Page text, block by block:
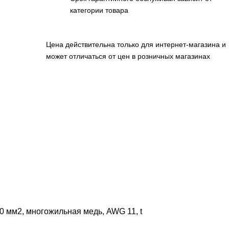
категории товара
Цена действительна только для интернет-магазина и
может отличаться от цен в розничных магазинах
мм2, многожильная медь, AWG 11, t